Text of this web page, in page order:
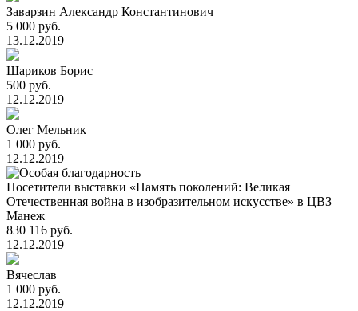
Заварзин Александр Константинович
5 000 руб.
13.12.2019
Шариков Борис
500 руб.
12.12.2019
Олег Мельник
1 000 руб.
12.12.2019
Посетители выставки «Память поколений: Великая
Отечественная война в изобразительном искусстве» в ЦВЗ
Манеж
830 116 руб.
12.12.2019
Вячеслав
1 000 руб.
12.12.2019